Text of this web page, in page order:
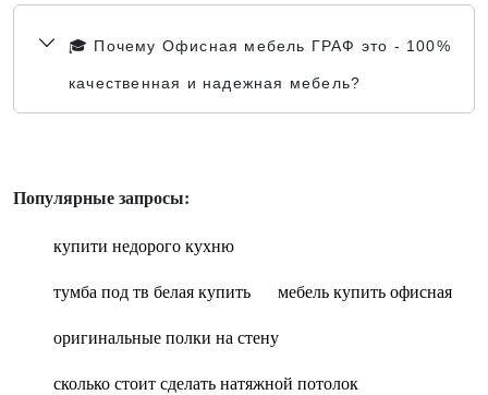
🎓 Почему Офисная мебель ГРАФ это - 100%
качественная и надежная мебель?
Популярные запросы:
купити недорого кухню
тумба под тв белая купить
мебель купить офисная
оригинальные полки на стену
сколько стоит сделать натяжной потолок